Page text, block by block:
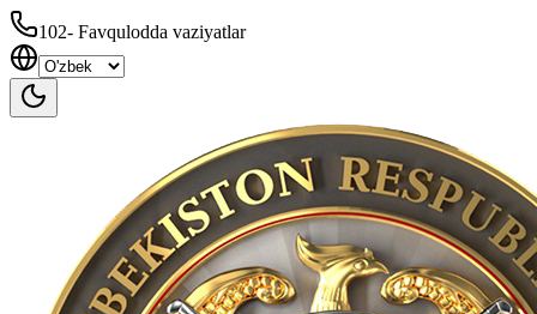
102- Favqulodda vaziyatlar